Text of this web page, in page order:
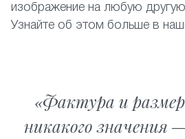
изображение на любую
Узнайте об этом больше в
Фактура и
никакого значения